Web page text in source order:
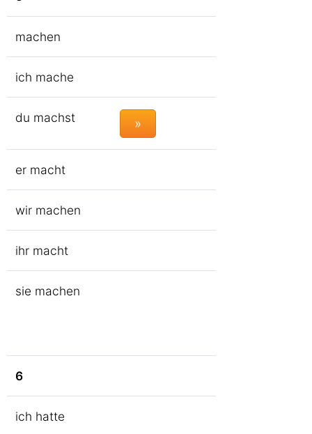
machen
ich mache
du machst »
er macht
wir machen
ihr macht
sie machen
6
ich hatte